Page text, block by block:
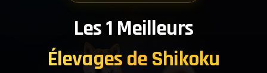
Les 1 Meilleurs
Élevages de Shikoku